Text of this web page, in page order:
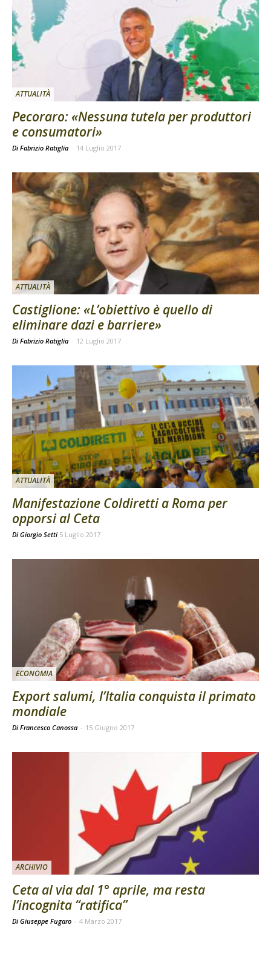
ATTUALITÀ
Pecoraro: «Nessuna tutela per produttori
e consumatori»
Di Fabrizio Ratiglia - 14 Luglio 2017
ATTUALITÀ
Castiglione: «L’obiettivo è quello di
eliminare dazi e barriere»
Di Fabrizio Ratiglia - 12 Luglio 2017
ATTUALITÀ
Manifestazione Coldiretti a Roma per
opporsi al Ceta
Di Giorgio Setti 5 Luglio 2017
ECONOMIA
Export salumi, l’Italia conquista il primato
mondiale
Di Francesco Canossa - 15 Giugno 2017
ARCHIVIO
Ceta al via dal 1° aprile, ma resta
l’incognita “ratifica”
Di Giuseppe Fugaro - 4 Marzo 2017